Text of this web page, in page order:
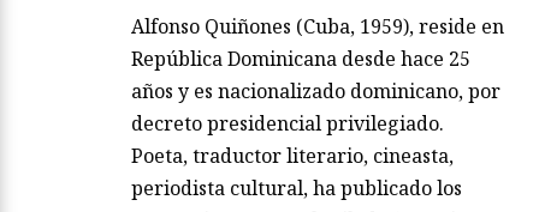
Alfonso Quiñones (Cuba, 1959), reside en
República Dominicana desde hace 25
años y es nacionalizado dominicano, por
decreto presidencial privilegiado.
Poeta, traductor literario, cineasta,
periodista cultural, ha publicado los